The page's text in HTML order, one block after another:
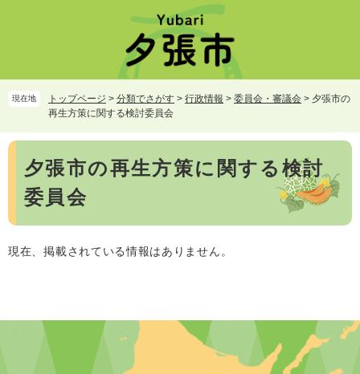
頭
で
飛
ば
て
現在地 トップページ > 分類でさがす > 行政情報 > 委員会・審議会 > 夕張市の
再生方策に関する検討委員会
本
夕張市の再生方策に関する検討
委員会
現在、掲載されている情報はありません。